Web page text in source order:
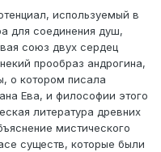
используемый в
для соединения душ,
союз двух сердец
прообраз андрогина,
о котором писала
Ева, и философии этого
литература древних
мистического
существ, которые были